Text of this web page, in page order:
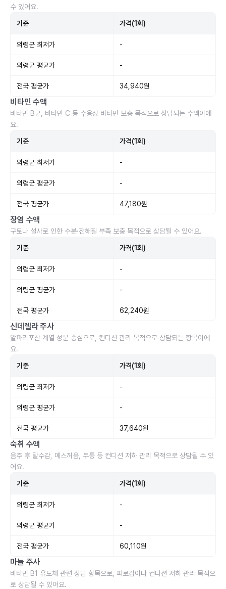
수 있어요.
기준 가격(1회)
의령군 최저가 -
의령군 평균가 -
전국 평균가 34,940원
비타민 수액
비타민 B군, 비타민 C 등 수용성 비타민 보충 목적으로 상담되는 수액이에
요.
기준 가격(1회)
의령군 최저가 -
의령군 평균가 -
전국 평균가 47,180원
장염 수액
구토나 설사로 인한 수분·전해질 부족 보충 목적으로 상담될 수 있어요.
기준 가격(1회)
의령군 최저가 -
의령군 평균가 -
전국 평균가 62,240원
신데렐라 주사
알파리포산 계열 성분 중심으로, 컨디션 관리 목적으로 상담되는 항목이에
요.
기준 가격(1회)
의령군 최저가 -
의령군 평균가 -
전국 평균가 37,640원
숙취 수액
음주 후 탈수감, 메스꺼움, 두통 등 컨디션 저하 관리 목적으로 상담될 수 있
어요.
기준 가격(1회)
의령군 최저가 -
의령군 평균가 -
전국 평균가 60,110원
마늘 주사
비타민 B1 유도체 관련 상담 항목으로, 피로감이나 컨디션 저하 관리 목적으
로 상담될 수 있어요.